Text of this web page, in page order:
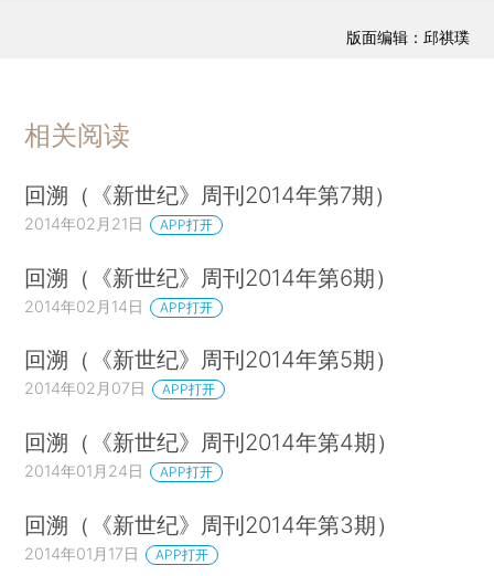
版面编辑：邱祺璞
相关阅读
回溯（《新世纪》周刊2014年第7期）
2014年02月21日 APP打开
回溯（《新世纪》周刊2014年第6期）
2014年02月14日 APP打开
回溯（《新世纪》周刊2014年第5期）
2014年02月07日 APP打开
回溯（《新世纪》周刊2014年第4期）
2014年01月24日 APP打开
回溯（《新世纪》周刊2014年第3期）
2014年01月17日 APP打开